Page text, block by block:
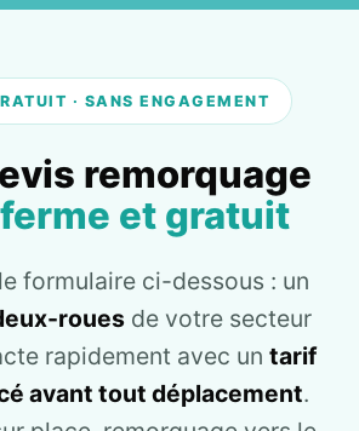
· SANS ENGAGEMENT
remorquage
ferme et gratuit
formulaire ci-dessous : un
rouesde votre secteur
rapidement avec un tarif
avant tout déplacement.